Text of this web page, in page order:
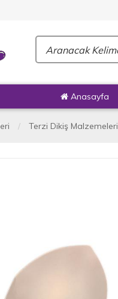
Anasayfa
Terzi Dikiş Malzemeleri